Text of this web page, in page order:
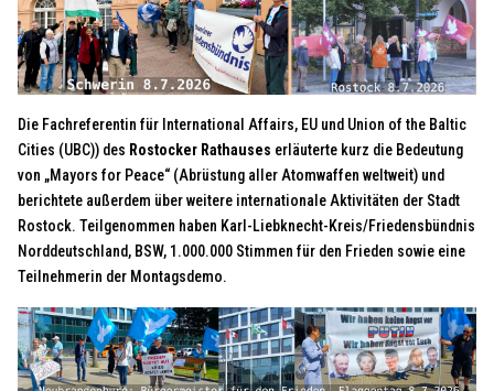
Die Fachreferentin für International Affairs, EU und Union of the Baltic
Cities (UBC)) des Rostocker Rathauses erläuterte kurz die Bedeutung
von „Mayors for Peace“ (Abrüstung aller Atomwaffen weltweit) und
berichtete außerdem über weitere internationale Aktivitäten der Stadt
Rostock. Teilgenommen haben Karl-Liebknecht-Kreis/Friedensbündnis
Norddeutschland, BSW, 1.000.000 Stimmen für den Frieden sowie eine
Teilnehmerin der Montagsdemo.